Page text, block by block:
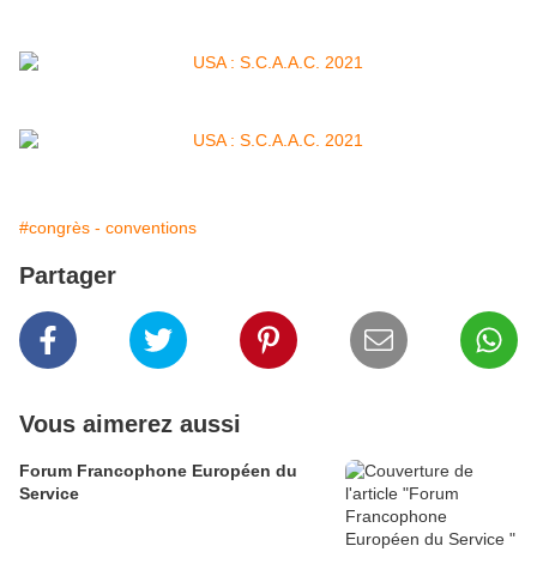
#congrès - conventions
Partager
Vous aimerez aussi
Forum Francophone Européen du
Service